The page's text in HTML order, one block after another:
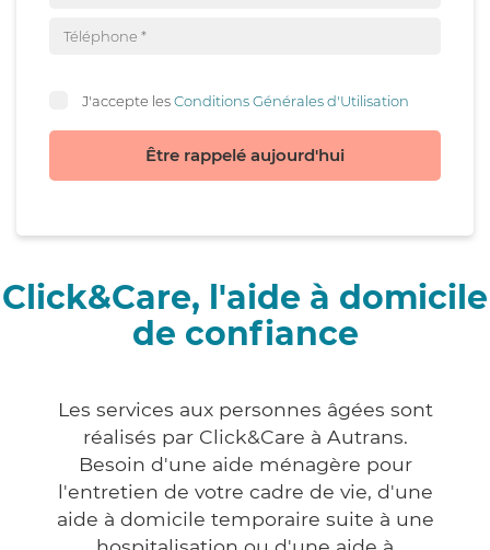
J'accepte lesConditions Générales d'Utilisation
Être rappelé aujourd'hui
Click&Care, l'aide à domicile
de confiance
Les services aux personnes âgées sont
réalisés par Click&Care à Autrans.
Besoin d'une aide ménagère pour
l'entretien de votre cadre de vie, d'une
aide à domicile temporaire suite à une